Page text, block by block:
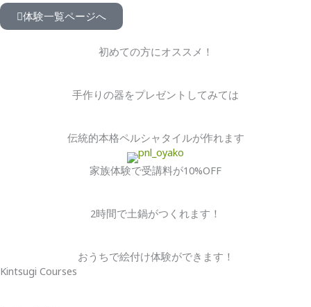
体験一覧ページへ
初めての方にオススメ！
手作りの器をプレゼントしてみては
伝統的本格ペルシャタイルが作れます
家族体験で受講料が10%OFF
2時間で土鍋がつくれます！
おうちで絵付け体験ができます！
Kintsugi Courses